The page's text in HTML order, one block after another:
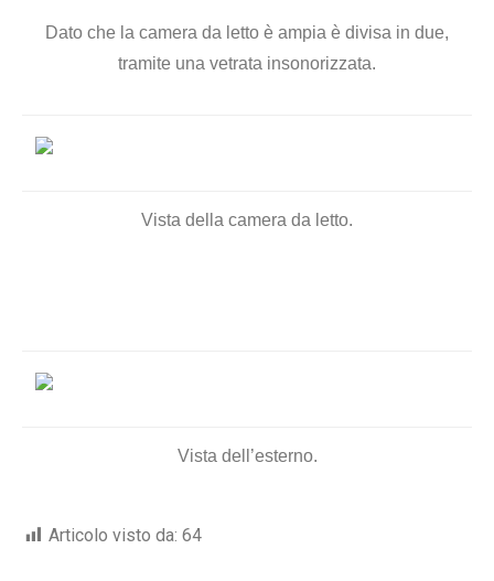
Dato che la camera da letto è ampia è divisa in due,
tramite una vetrata insonorizzata.
Vista della camera da letto.
Vista dell’esterno.
Articolo visto da: 64